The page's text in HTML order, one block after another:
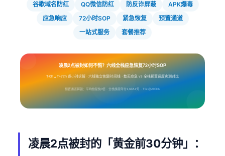
谷歌域名防红 QQ微信防红 防反诈屏蔽
APK爆毒
应急响应
72小时SOP 紧急恢复
预置通道
一站式服务
套餐推荐
凌晨2点被封如何不慌？六线全栈应急恢复72小时SOP
T-0h→T+72h 逐小时拆解 · 六线独立恢复时间线 · 散买应急 vs 全栈预置速度实测对比
预置通道解锁：平均恢复快3倍 · 全栈旗舰年付1,632U/月 · TG:@AICDN
凌晨2点被封的「黄金前30分钟」：